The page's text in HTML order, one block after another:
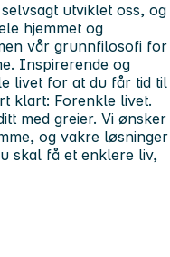
utviklet oss, og
hjemmet og
vår grunnfilosofi for
Inspirerende og
livet for at du får tid til
klart: Forenkle livet.
med greier. Vi ønsker
og vakre løsninger
skal få et enklere liv,